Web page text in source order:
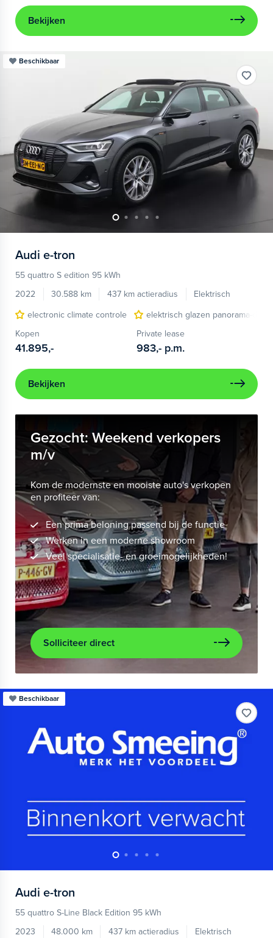
Bekijken
Beschikbaar
Audi e-tron
55 quattro S edition 95 kWh
2022
30.588 km 437 km actieradius
Elektrisch
electronic climate controle
elektrisch glazen panorama-dak
Kopen
41.895,-
Private lease
983,- p.m.
Bekijken
Gezocht: Weekend verkopers
m/v
Kom de modernste en mooiste auto's verkopen
en profiteer van:
Een prima beloning passend bij de functie
Werken in een moderne showroom
Veel specialisatie- en groeimogelijkheden!
Solliciteer direct
Beschikbaar
Audi e-tron
55 quattro S-Line Black Edition 95 kWh
2023
48.000 km 437 km actieradius
Elektrisch